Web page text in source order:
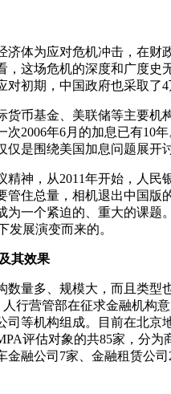
体为应对危机冲击，在财
，这场危机的深度和广度
对初期，中国政府也采取了
基金、美联储等主要机构
次2006年6月的加息已有10
是围绕美国加息问题展开
，从2011年开始，人民
管住总量，相机退出中国版
为一个紧迫的、重大的课
发展演变而来的。
其效果
多、规模大，而且类型也
行营管部在征求金融机构
司等机构组成。目前在北京
评估对象的共85家，分
金融公司7家、金融租赁公